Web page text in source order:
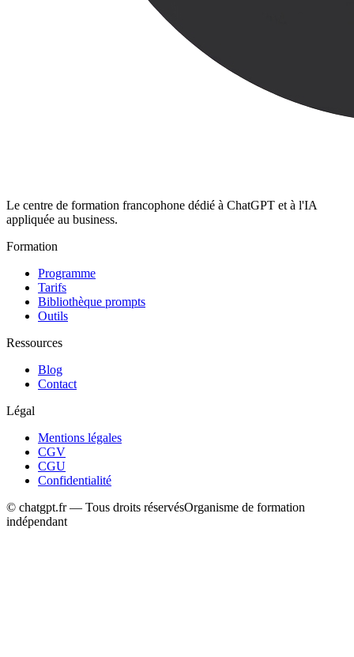
Le centre de formation francophone dédié à ChatGPT et à l'IA
appliquée au business.
Formation
Programme
Tarifs
Bibliothèque prompts
Outils
Ressources
Blog
Contact
Légal
Mentions légales
CGV
CGU
Confidentialité
© chatgpt.fr — Tous droits réservésOrganisme de formation
indépendant